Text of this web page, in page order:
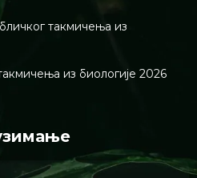
портал намењен
Циљ нам је да кроз
пренесемо љубав
код ученика.